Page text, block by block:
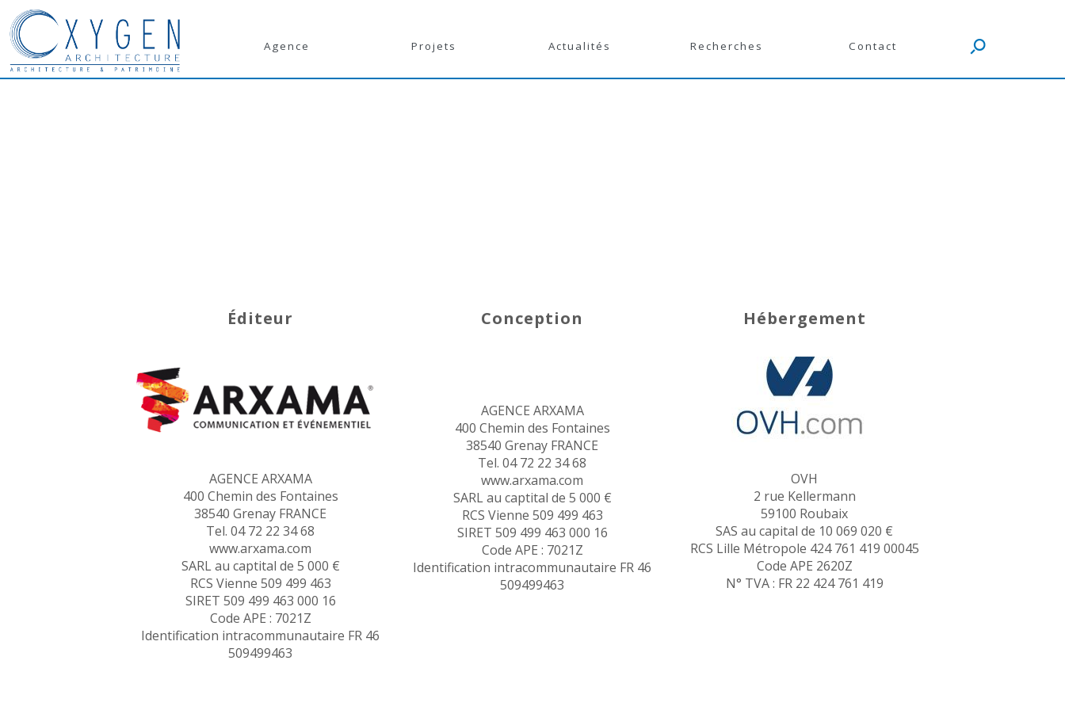
Agence Projets Actualités Recherches Contact
Éditeur
AGENCE ARXAMA
400 Chemin des Fontaines
38540 Grenay FRANCE
Tel. 04 72 22 34 68
www.arxama.com
SARL au captital de 5 000 €
RCS Vienne 509 499 463
SIRET 509 499 463 000 16
Code APE : 7021Z
Identification intracommunautaire FR 46
509499463
Conception
AGENCE ARXAMA
400 Chemin des Fontaines
38540 Grenay FRANCE
Tel. 04 72 22 34 68
www.arxama.com
SARL au captital de 5 000 €
RCS Vienne 509 499 463
SIRET 509 499 463 000 16
Code APE : 7021Z
Identification intracommunautaire FR 46
509499463
Hébergement
OVH
2 rue Kellermann
59100 Roubaix
SAS au capital de 10 069 020 €
RCS Lille Métropole 424 761 419 00045
Code APE 2620Z
N° TVA : FR 22 424 761 419